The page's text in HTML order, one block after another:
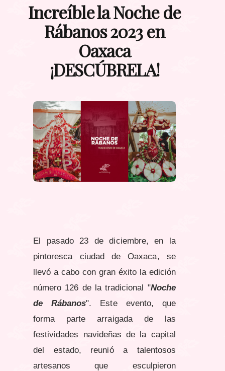
Increíble la Noche de
Rábanos 2023 en
Oaxaca
¡DESCÚBRELA!
El pasado 23 de diciembre, en la
pintoresca ciudad de Oaxaca, se
llevó a cabo con gran éxito la edición
número 126 de la tradicional "Noche
de Rábanos". Este evento, que
forma parte arraigada de las
festividades navideñas de la capital
del estado, reunió a talentosos
artesanos que esculpieron